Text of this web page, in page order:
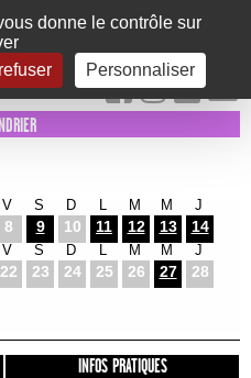
donne le contrôle sur
Personnaliser
KIDS EXPOS EVENTS
V
8
S
9
D
10 11
M
12
M
13
J
14
V
22
S
23
D
24 25
M
26
M
27
J
28
INFOS PRATIQUES